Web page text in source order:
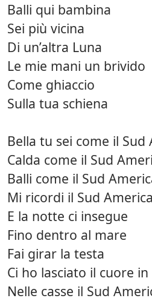
Balli qui bambina
Sei più vicina
Di un’altra Luna
Le mie mani un brivido
Come ghiaccio
Sulla tua schiena
Bella tu sei come il Sud
Calda come il Sud
Balli come il Sud
Mi ricordi il Sud America
E la notte ci insegue
Fino dentro al mare
Fai girar la testa
Ci ho lasciato il cuore
Nelle casse il Sud